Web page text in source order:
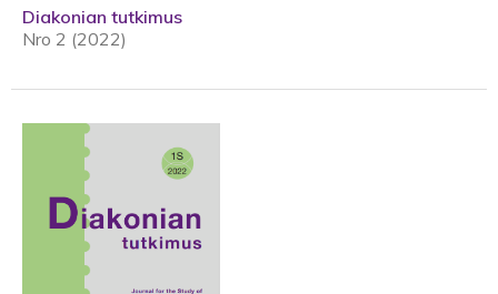
Diakonian tutkimus
Nro 2 (2022)